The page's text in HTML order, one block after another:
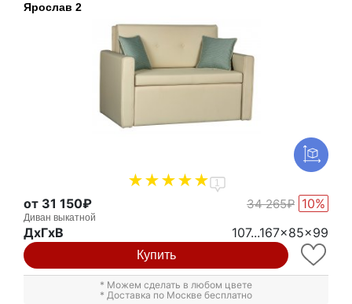
Ярослав 2
1
от 31 150₽ 34 265₽ 10%
Диван выкатной
ДxГxВ 107...167x85x99
Купить
* Можем сделать в любом цвете
* Доставка по Москве бесплатно